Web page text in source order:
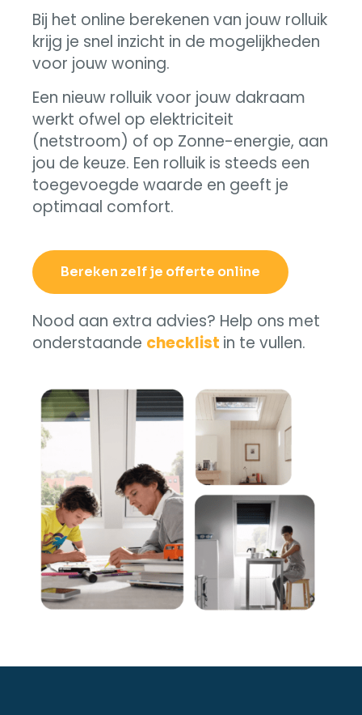
Bij het online berekenen van jouw rolluik
krijg je snel inzicht in de mogelijkheden
voor jouw woning.
Een nieuw rolluik voor jouw dakraam
werkt ofwel op elektriciteit
(netstroom) of op Zonne-energie, aan
jou de keuze. Een rolluik is steeds een
toegevoegde waarde en geeft je
optimaal comfort.
Bereken zelf je offerte online
Nood aan extra advies? Help ons met
onderstaande checklist in te vullen.